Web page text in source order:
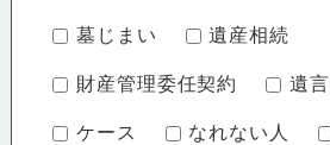
墓じまい 遺産相続
財産管理委任契約 遺言
ケース なれない人